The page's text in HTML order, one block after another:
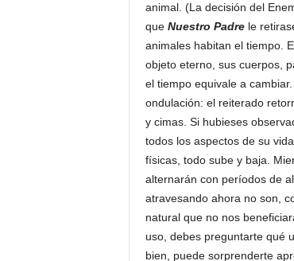
animal. (La decisión del
que Nuestro Padrele
animales habitan el tiempo.
objeto eterno, sus cuerpos,
el tiempo equivale a
ondulación: el reiterado
y cimas. Si hubieses
todos los aspectos de su
físicas, todo sube y baja.
alternarán con períodos de
atravesando ahora no son,
natural que no nos
uso, debes preguntarte qué
bien, puede sorprenderte